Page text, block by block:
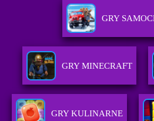
GRY
GRY MINECRAFT
GRY KULINARNE